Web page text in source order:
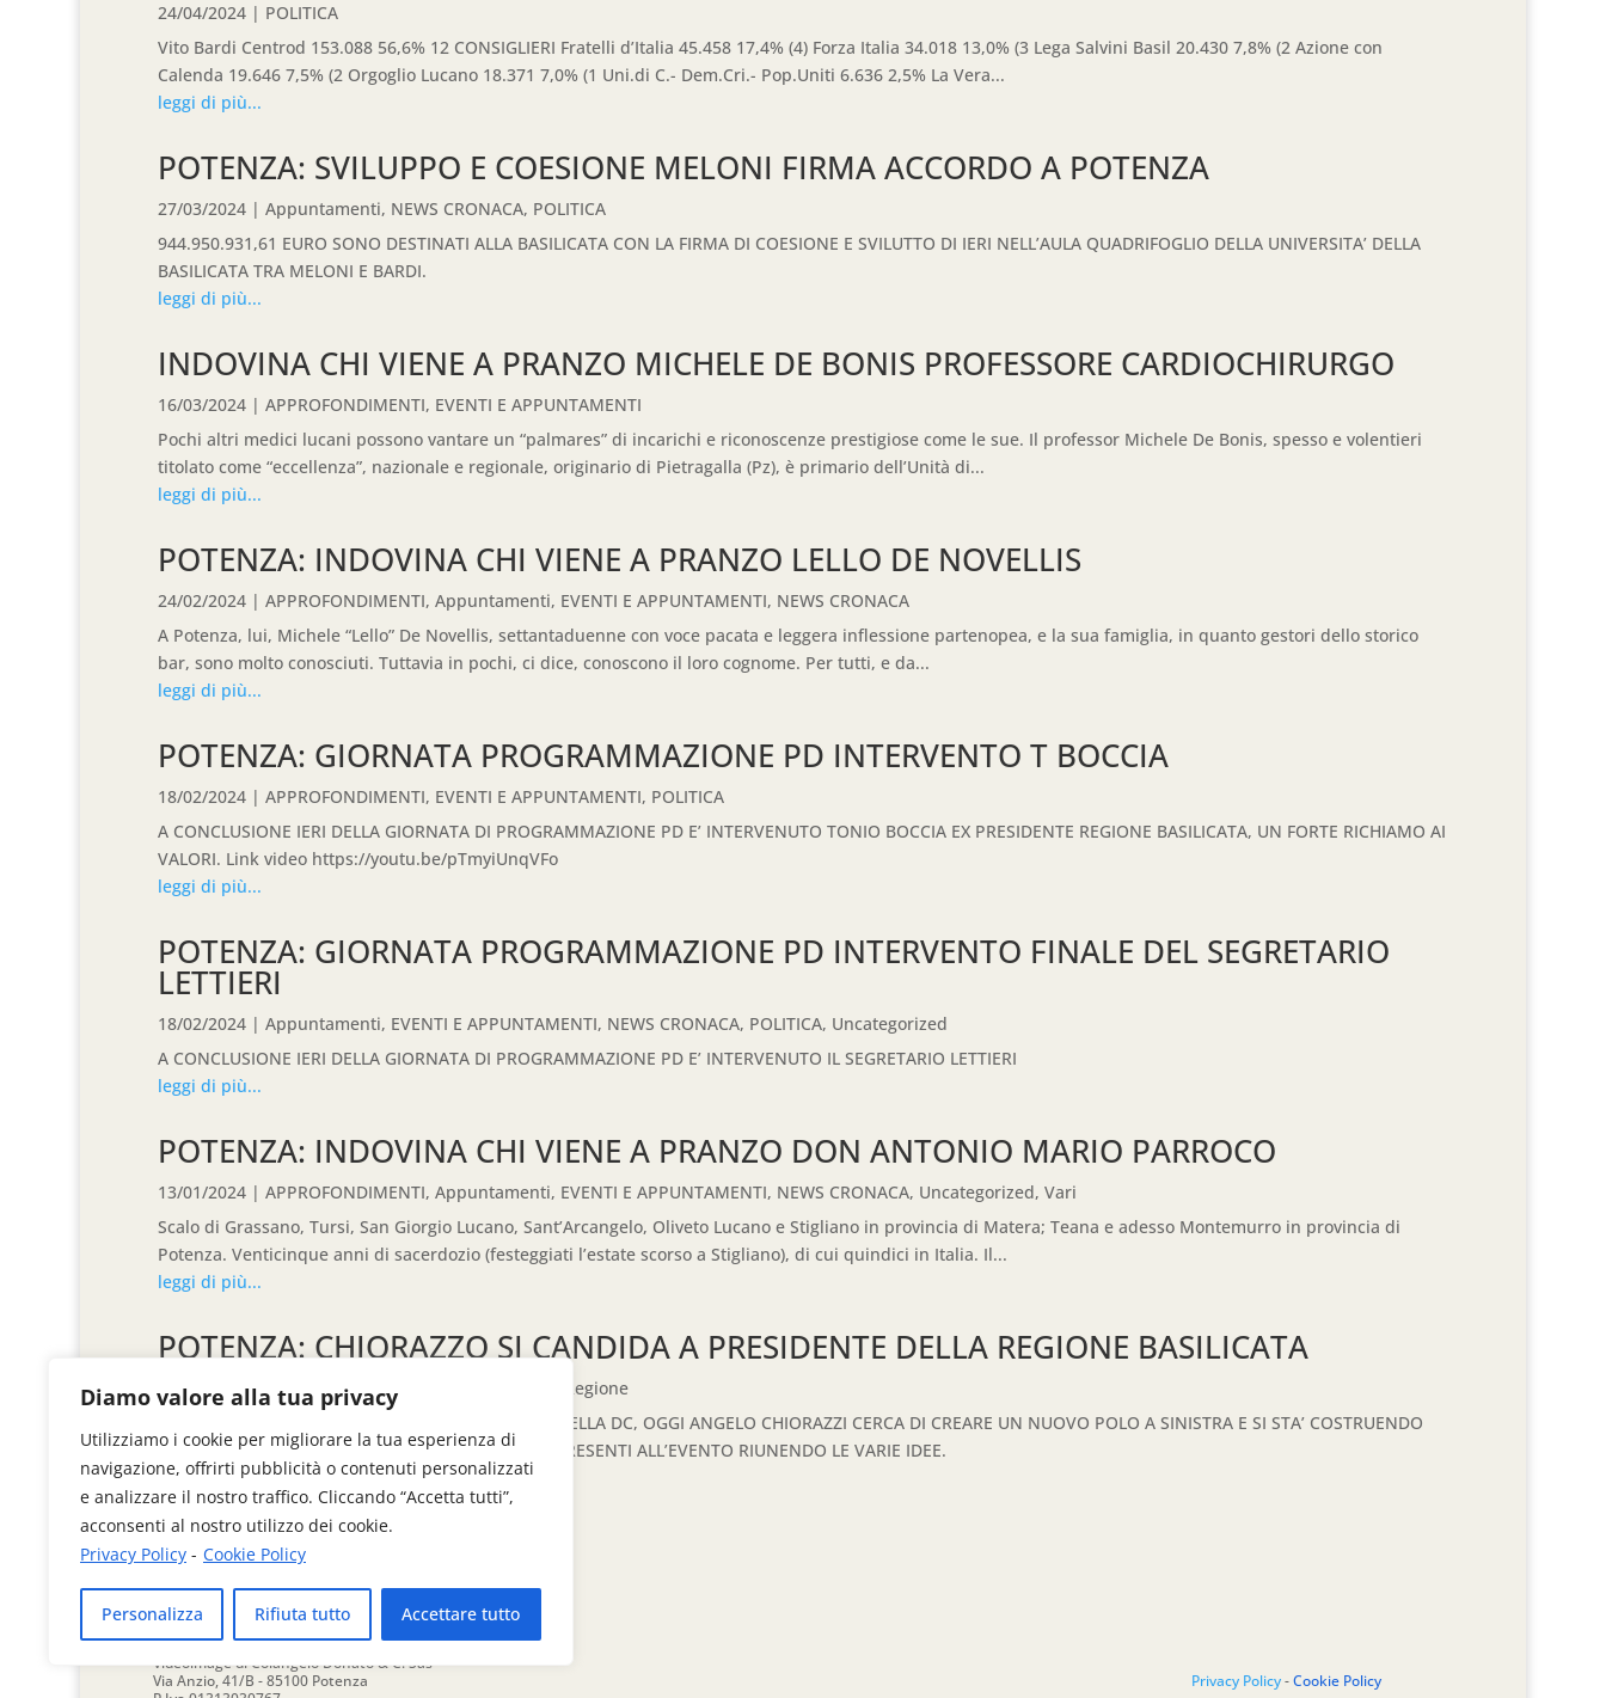
Diamo valore alla tua privacy
Utilizziamo i cookie per migliorare la tua esperienza di
navigazione, offrirti pubblicità o contenuti personalizzati
e analizzare il nostro traffico. Cliccando “Accetta tutti”,
acconsenti al nostro utilizzo dei cookie.
Privacy Policy - Cookie Policy
Personalizza Rifiuta tutto Accettare tutto
24/04/2024 | POLITICA
Vito Bardi Centrod 153.088 56,6% 12 CONSIGLIERI Fratelli d’Italia 45.458 17,4% (4) Forza Italia 34.018 13,0% (3 Lega Salvini Basil 20.430 7,8% (2 Azione con
Calenda 19.646 7,5% (2 Orgoglio Lucano 18.371 7,0% (1 Uni.di C.- Dem.Cri.- Pop.Uniti 6.636 2,5% La Vera...
leggi di più...
POTENZA: SVILUPPO E COESIONE MELONI FIRMA ACCORDO A POTENZA
27/03/2024 |Appuntamenti, NEWS CRONACA, POLITICA
944.950.931,61 EURO SONO DESTINATI ALLA BASILICATA CON LA FIRMA DI COESIONE E SVILUTTO DI IERI NELL’AULA QUADRIFOGLIO DELLA UNIVERSITA’ DELLA
BASILICATA TRA MELONI E BARDI.
leggi di più...
INDOVINA CHI VIENE A PRANZO MICHELE DE BONIS PROFESSORE CARDIOCHIRURGO
16/03/2024 |APPROFONDIMENTI, EVENTI E APPUNTAMENTI
Pochi altri medici lucani possono vantare un “palmares” di incarichi e riconoscenze prestigiose come le sue. Il professor Michele De Bonis, spesso e volentieri
titolato come “eccellenza”, nazionale e regionale, originario di Pietragalla (Pz), è primario dell’Unità di...
leggi di più...
POTENZA: INDOVINA CHI VIENE A PRANZO LELLO DE NOVELLIS
24/02/2024 |APPROFONDIMENTI,Appuntamenti, EVENTI E APPUNTAMENTI, NEWS CRONACA
A Potenza, lui, Michele “Lello” De Novellis, settantaduenne con voce pacata e leggera inflessione partenopea, e la sua famiglia, in quanto gestori dello storico
bar, sono molto conosciuti. Tuttavia in pochi, ci dice, conoscono il loro cognome. Per tutti, e da...
leggi di più...
POTENZA: GIORNATA PROGRAMMAZIONE PD INTERVENTO T BOCCIA
18/02/2024 |APPROFONDIMENTI, EVENTI E APPUNTAMENTI, POLITICA
A CONCLUSIONE IERI DELLA GIORNATA DI PROGRAMMAZIONE PD E’ INTERVENUTO TONIO BOCCIA EX PRESIDENTE REGIONE BASILICATA, UN FORTE RICHIAMO AI
VALORI. Link video https://youtu.be/pTmyiUnqVFo
leggi di più...
POTENZA: GIORNATA PROGRAMMAZIONE PD INTERVENTO FINALE DEL SEGRETARIO
LETTIERI
18/02/2024 |Appuntamenti, EVENTI E APPUNTAMENTI, NEWS CRONACA, POLITICA, Uncategorized
A CONCLUSIONE IERI DELLA GIORNATA DI PROGRAMMAZIONE PD E’ INTERVENUTO IL SEGRETARIO LETTIERI
leggi di più...
POTENZA: INDOVINA CHI VIENE A PRANZO DON ANTONIO MARIO PARROCO
13/01/2024 |APPROFONDIMENTI,Appuntamenti, EVENTI E APPUNTAMENTI, NEWS CRONACA, Uncategorized,Vari
Scalo di Grassano, Tursi, San Giorgio Lucano, Sant’Arcangelo, Oliveto Lucano e Stigliano in provincia di Matera; Teana e adesso Montemurro in provincia di
Potenza. Venticinque anni di sacerdozio (festeggiati l’estate scorso a Stigliano), di cui quindici in Italia. Il...
leggi di più...
POTENZA: CHIORAZZO SI CANDIDA A PRESIDENTE DELLA REGIONE BASILICATA
17/12/2023|EVENTI E APPUNTAMENTI
Regione
UNA SALA GREMITISSIMA COME AI VECCHI TEMPI DELLA DC, OGGI ANGELO CHIORAZZI CERCA DI CREARE UN NUOVO POLO A SINISTRA E SI STA’ COSTRUENDO
QUALCOSA VISTO LE PRESENZE DI PERSONALITA’ PRESENTI ALL’EVENTO RIUNENDO LE VARIE IDEE.
leggi di più...
Videoimage di Colangelo Donato & C. Sas
Via Anzio, 41/B - 85100 Potenza
Privacy Policy- Cookie Policy